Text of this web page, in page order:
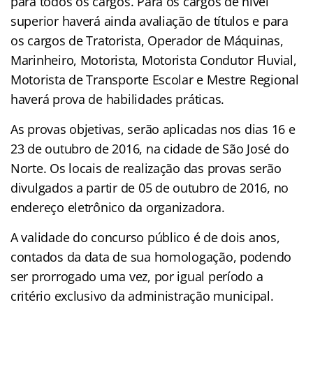
superior haverá ainda avaliação de títulos e para
os cargos de Tratorista, Operador de Máquinas,
Marinheiro, Motorista, Motorista Condutor Fluvial,
Motorista de Transporte Escolar e Mestre Regional
haverá prova de habilidades práticas.
As provas objetivas, serão aplicadas nos dias 16 e
23 de outubro de 2016, na cidade de São José do
Norte. Os locais de realização das provas serão
divulgados a partir de 05 de outubro de 2016, no
endereço eletrônico da organizadora.
A validade do concurso público é de dois anos,
contados da data de sua homologação, podendo
ser prorrogado uma vez, por igual período a
critério exclusivo da administração municipal.